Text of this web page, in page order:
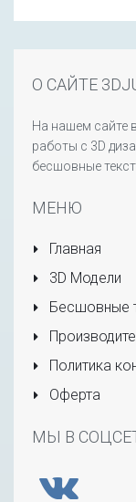
О САЙТЕ
На нашем сайте
работы с 3D
бесшовные
МЕНЮ
Главная
3D Модели
Бесшовные
Политика
Оферта
МЫ В